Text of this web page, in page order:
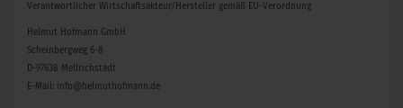
Verantwortlicher Wirtschaftsakteur/Hersteller gemäß EU-Verordnung
Helmut Hofmann GmbH
Scheinbergweg 6-8
D-97638 Mellrichstadt
E-Mail: info@helmuthofmann.de